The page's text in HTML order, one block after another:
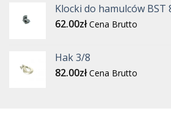
Klocki do hamulców BST
62.00zł Cena Brutto
Hak 3/8
82.00zł Cena Brutto